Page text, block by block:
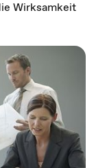
Wirksamkeit